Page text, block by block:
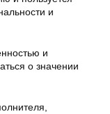
и
и
о значении